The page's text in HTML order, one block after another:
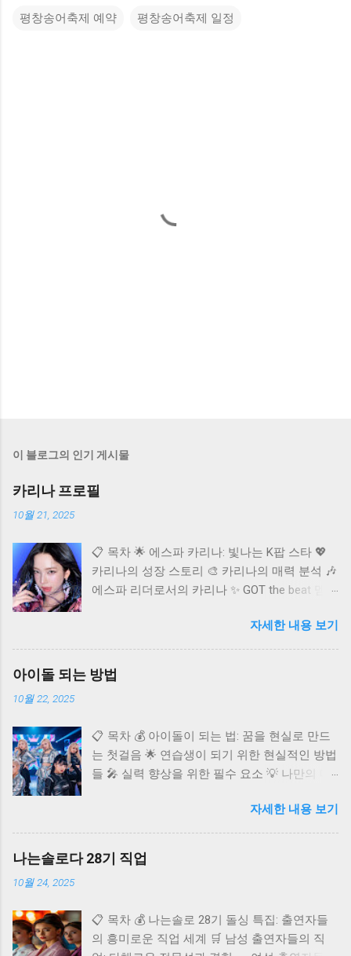
평창송어축제 예약 평창송어축제 일정
이 블로그의 인기 게시물
카리나 프로필
10월 21, 2025
📋 목차 🌟 에스파 카리나: 빛나는 K팝 스타 💖
카리나의 성장 스토리 🎨 카리나의 매력 분석 🎶
에스파 리더로서의 카리나 ✨ GOT the beat 멤버
질문 (FAQ) K팝 씬에 혜성처럼 등장하여 단숨에
정상급 아이돌로 자리매김한 에스파(aespa)의
멤버 카리나. 독보적인 비주얼과 뛰어난 실력으
로 국내외 팬들의 마음을 사로잡고 있어요. 오늘
보는 시간을 가져보려고 합니다. 카리나가 어떻
게 현재의 자리에 오를 수 있었는지, 그리고 앞
으로 어떤 활약을 보여줄지 함께 탐색해 볼까
팝 스타 카리나는 2000년 4월 11일 경기도 수원
시에서 태어났으며, 본명은 유지민이에요.
167.8cm의 훤칠한 키와 B형의 혈액형, 천주교를
은 이들의 감탄을 자아냈어요. 특히 팬들 사이에
서는 "인간 비타민"이라 불릴 정도로 밝고 긍정
자세한 내용 보기
아이돌 되는 방법
10월 22, 2025
📋 목차 💰 아이돌이 되는 법: 꿈을 현실로 만드
는 첫걸음 🌟 연습생이 되기 위한 현실적인 방법
들 🎤 실력 향상을 위한 필수 요소 💡 나만의 매
이돌 도전, 이것만은 알아두세요 ❓ 자주 묻는 질
문 (FAQ) 반짝이는 무대 위에서 화려한 퍼포먼
스를 펼치는 아이돌. 수많은 팬들의 환호 속에서
꿈을 이루는 그들의 모습은 많은 이들에게 선망
혹독한 트레이닝 과정을 거쳐야만 비로소 꿈에
다가갈 수 있죠. 아이돌이라는 꿈을 꾸는 당신을
자세한 내용 보기
나는솔로다 28기 직업
10월 24, 2025
📋 목차 💰 나는솔로 28기 돌싱 특집: 출연자들
의 흥미로운 직업 세계 🛒 남성 출연자들의 직